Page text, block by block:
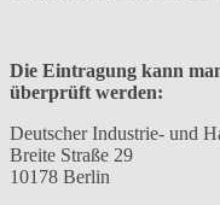
Die Eintragung kann
überprüft werden:
Deutscher Industrie- und
Breite Straße 29
10178 Berlin